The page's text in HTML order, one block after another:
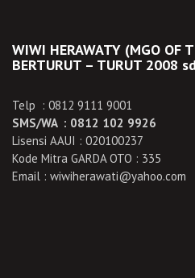
WIWI HERAWATY (MGO OF
BERTURUT – TURUT 2008
Telp : 0812 9111 9001
SMS/WA : 0812 102 9926
Lisensi AAUI : 020100237
Kode Mitra GARDA OTO : 335
Email : wiwiherawati@yahoo.com